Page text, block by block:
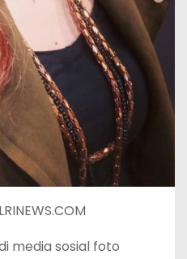
media sosial foto